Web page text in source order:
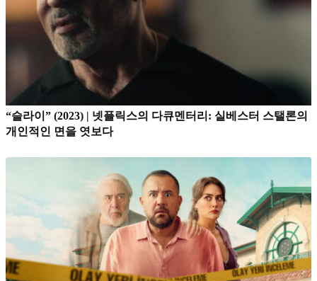
“슬라이” (2023) | 넷플릭스의 다큐멘터리: 실베스터 스탤론의
개인적인 면을 엿보다